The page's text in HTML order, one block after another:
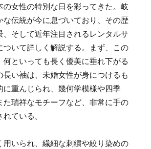
の女性の特別な日を彩ってきた。岐
な伝統が今に息づいており、その歴
、そして近年注目されるレンタルサ
ついて詳しく解説する。まず、この
何といっても長く優美に垂れ下がる
長い袖は、未婚女性が身につけるも
に重んじられ、幾何学模様や四季
た瑞祥なモチーフなど、非常に手の
ている。
用いられ、繊細な刺繍や絞り染めの